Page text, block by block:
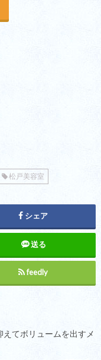
松戸美容室
シェア
送る
feedly
えてボリュームを出すメ